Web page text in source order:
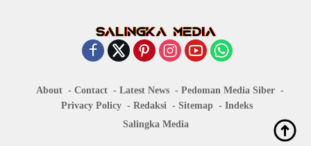
About Contact Latest News
Pedoman Media Siber
Privacy Policy
Redaksi Sitemap
Indeks
Salingka Media